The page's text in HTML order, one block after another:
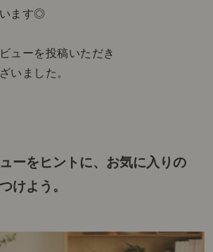
ます◎
ューを投稿いただき
いました。
ーをヒントに、 お気に入りの
けよう。